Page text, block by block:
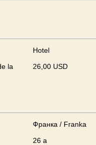
Hotel
la
26,00 USD
Франка / Franka
26 а